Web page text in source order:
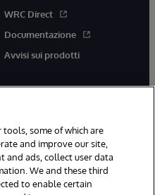
WRC Direct
Documentazione
Avvisi sui prodotti
linkedin
tools, some of which are
and improve our site,
and ads, collect user data
We and these third
to enable certain